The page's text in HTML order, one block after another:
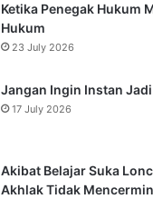
Ketika Penegak Hukum
Hukum
23 July 2026
Jangan Ingin Instan Jadi
17 July 2026
Akibat Belajar Suka
Akhlak Tidak